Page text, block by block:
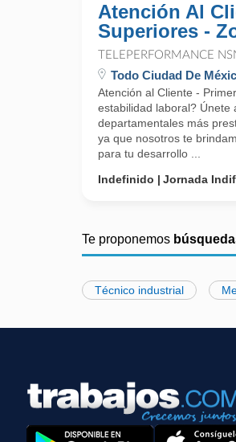
Atención Al
Superiores -
TELEPERFORMANCE
Todo Ciudad De
Atención al Cliente -
estabilidad laboral? Únete
departamentales más
ya que nosotros te
para tu desarrollo ...
Indefinido
Jornada
Te proponemos
Técnico industrial